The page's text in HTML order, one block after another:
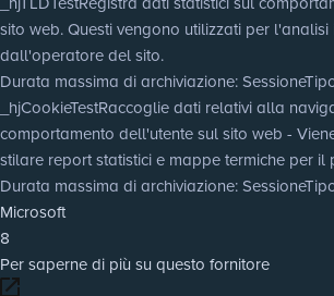
sito web. Questi vengono utilizzati per l'analisi
dall'operatore del sito.
Durata massima di archiviazione: Sessione
_hjCookieTestRaccoglie dati relativi alla
comportamento dell'utente sul sito web -
stilare report statistici e mappe termiche per
Durata massima di archiviazione: Sessione
Microsoft
8
Per saperne di più su questo fornitore